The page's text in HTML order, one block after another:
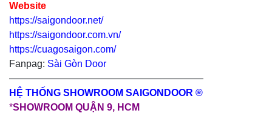
Website
https://saigondoor.net/
https://saigondoor.com.vn/
https://cuagosaigon.com/
Fanpag: Sài Gòn Door
————————————————————
HỆ THỐNG SHOWROOM SAIGONDOOR ®
*SHOWROOM QUẬN 9, HCM